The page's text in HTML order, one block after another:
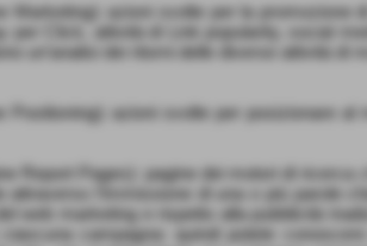
Marketing): azioni svolte per la promozione
per Click, attività di Link popularity, social
un’analisi dei ritorni delle diverse attività di
Positioning): azioni svolte per posizionare al
Report Pages): pagine dei motori di ricerca
attraverso l’immissione di una o più parole
web marketing e rispetto alla pubblicità
campagna: quindi potete